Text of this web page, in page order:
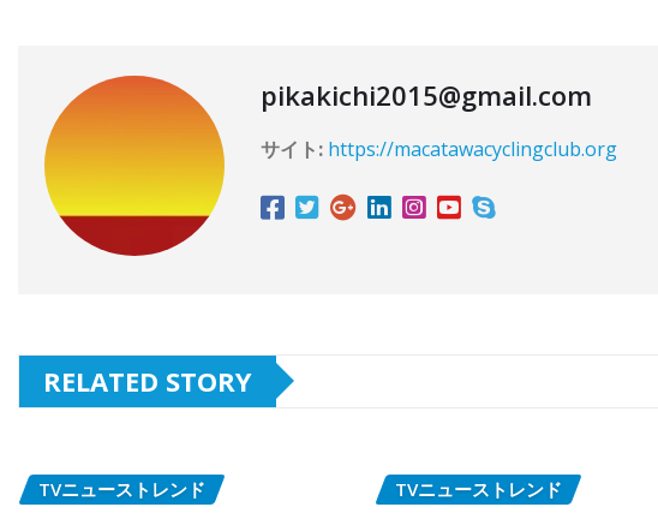
pikakichi2015@gmail.com
サイト: https://macatawacyclingclub.org
RELATED STORY
TVニューストレンド TVニューストレンド